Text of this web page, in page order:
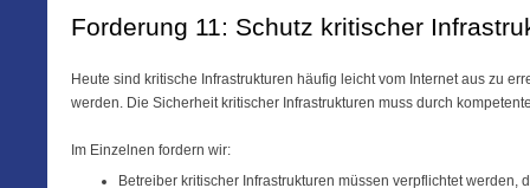
Forderung 11: Schutz kritischer
Heute sind kritische Infrastrukturen häufig leicht vom Internet aus zu
werden. Die Sicherheit kritischer Infrastrukturen muss durch
Im Einzelnen fordern wir:
Betreiber kritischer Infrastrukturen müssen verpflichtet